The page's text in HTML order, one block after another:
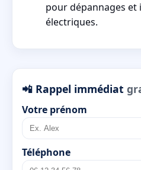
pour dépannages et
électriques.
📲 Rappel immédiat
Votre prénom
Téléphone